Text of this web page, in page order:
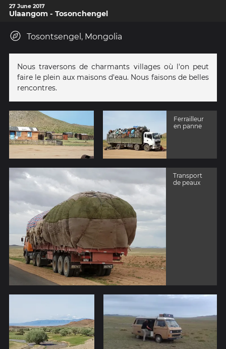
27 June 2017
Ulaangom - Tosonchengel
Tosontsengel, Mongolia
Nous traversons de charmants villages où l'on peut
faire le plein aux maisons d'eau. Nous faisons de belles
rencontres.
Ferrailleur
en panne
Transport
de peaux